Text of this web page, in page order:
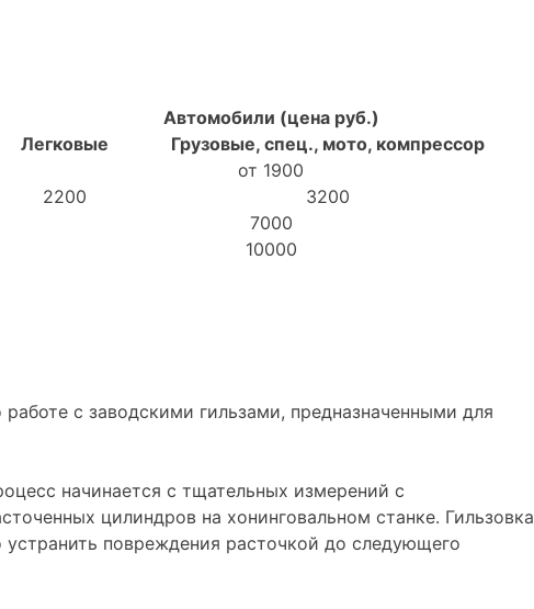
Автомобили (цена руб.)
Легковые
Грузовые, спец., мото, компрессор
от 1900
2200
3200
7000
10000
с заводскими гильзами, предназначенными для
начинается с тщательных измерений с
цилиндров на хонинговальном станке. Гильзовка
повреждения расточкой до следующего